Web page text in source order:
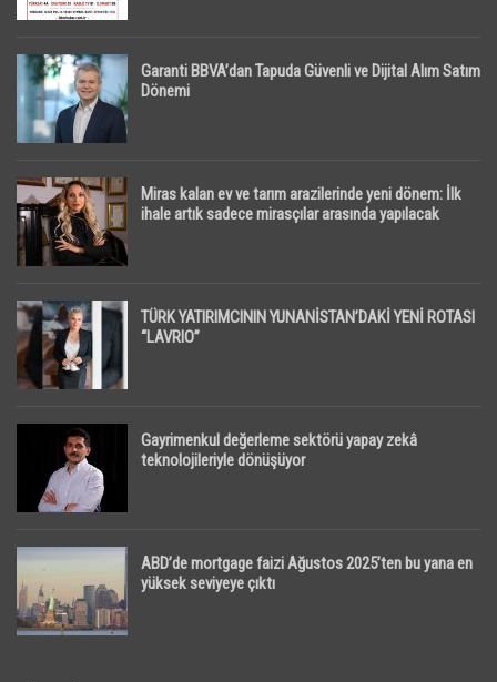
Garanti BBVA’dan Tapuda Güvenli ve Dijital Alım Satım
Dönemi
Miras kalan ev ve tarım arazilerinde yeni dönem: İlk
ihale artık sadece mirasçılar arasında yapılacak
TÜRK YATIRIMCININ YUNANİSTAN’DAKİ YENİ ROTASI
“LAVRIO”
Gayrimenkul değerleme sektörü yapay zekâ
teknolojileriyle dönüşüyor
ABD’de mortgage faizi Ağustos 2025’ten bu yana en
yüksek seviyeye çıktı